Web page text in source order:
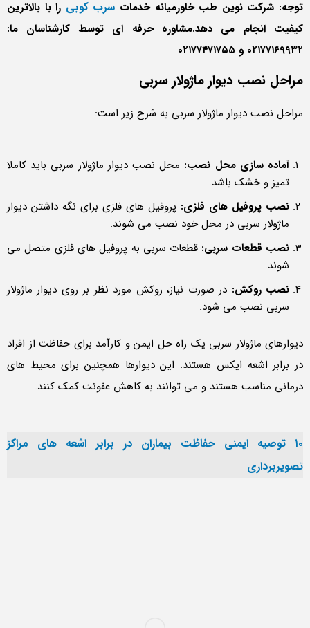
توجه: شرکت نوین طب خاورمیانه خدمات سرب کوبی را با بالاترین
کیفیت انجام می دهد.مشاوره حرفه ای توسط کارشناسان ما:
۰۲۱۷۷۱۶۹۹۳۲ و ۰۲۱۷۷۴۷۱۷۵۵
مراحل نصب دیوار ماژولار سربی
مراحل نصب دیوار ماژولار سربی به شرح زیر است:
آماده سازی محل نصب: محل نصب دیوار ماژولار سربی باید کاملا
تمیز و خشک باشد.
نصب پروفیل های فلزی: پروفیل های فلزی برای نگه داشتن دیوار
ماژولار سربی در محل خود نصب می شوند.
نصب قطعات سربی: قطعات سربی به پروفیل های فلزی متصل می
شوند.
نصب روکش: در صورت نیاز، روکش مورد نظر بر روی دیوار ماژولار
سربی نصب می شود.
دیوارهای ماژولار سربی یک راه حل ایمن و کارآمد برای حفاظت از افراد
در برابر اشعه ایکس هستند. این دیوارها همچنین برای محیط های
درمانی مناسب هستند و می توانند به کاهش عفونت کمک کنند.
۱۰ توصیه ایمنی حفاظت بیماران در برابر اشعه های مراکز
تصویربرداری